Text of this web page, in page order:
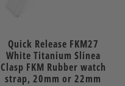
Quick Release FKM27
White Titanium Slinea
Clasp FKM Rubber watch
strap, 20mm or 22mm